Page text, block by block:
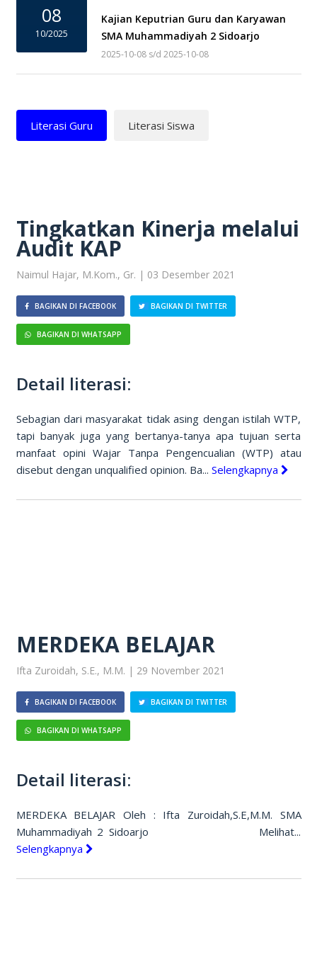
08
10/2025
Kajian Keputrian Guru dan Karyawan
SMA Muhammadiyah 2 Sidoarjo
2025-10-08 s/d 2025-10-08
Literasi Guru Literasi Siswa
Tingkatkan Kinerja melalui
Audit KAP
Naimul Hajar, M.Kom., Gr. | 03 Desember 2021
BAGIKAN DI FACEBOOK BAGIKAN DI TWITTER
BAGIKAN DI WHATSAPP
Detail literasi:
Sebagian dari masyarakat tidak asing dengan istilah WTP,
tapi banyak juga yang bertanya-tanya apa tujuan serta
manfaat opini Wajar Tanpa Pengencualian (WTP) atau
disebut dengan unqualified opinion. Ba... Selengkapnya
MERDEKA BELAJAR
Ifta Zuroidah, S.E., M.M. | 29 November 2021
BAGIKAN DI FACEBOOK BAGIKAN DI TWITTER
BAGIKAN DI WHATSAPP
Detail literasi:
MERDEKA BELAJAR Oleh : Ifta Zuroidah,S.E,M.M. SMA
Muhammadiyah 2 Sidoarjo Melihat...
Selengkapnya